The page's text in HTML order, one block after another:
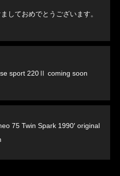
しておめでとうございます。
Lotus Elise sport 220Ⅱ coming soon
75 Twin Spark 1990′ original